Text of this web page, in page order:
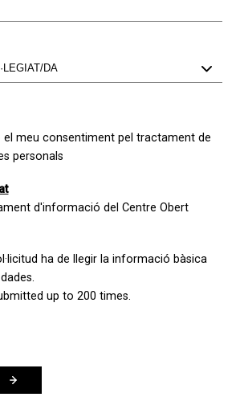
el meu consentiment pel tractament de
personals
d'informació del Centre Obert
ha de llegir la informació bàsica
up to 200 times.